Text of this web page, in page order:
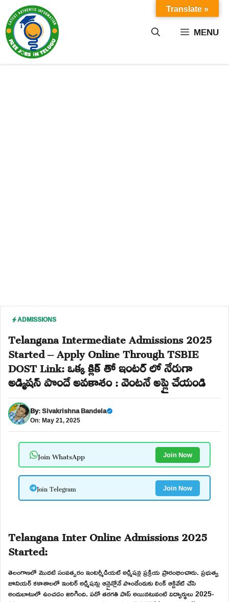
content MENU
ADMISSIONS
Telangana Intermediate Admissions 2025
Started – Apply Online Through TSBIE
DOST Link: ఒక్క క్లిక్ తో ఇంటర్ లో నేరుగా
అడ్మిషన్ పొందే అవకాశం : వెంటనే అప్లై చేయండి
By:Sivakrishna Bandela
On: May 21, 2025
Join WhatsApp Join Now
Join Telegram Join Now
Telangana Inter Online Admissions 2025
Started:
తెలంగాణలో మొదటి సంవత్సరం ఇంటర్మీడియట్ అడ్మిషన్ల ప్రక్రియ ప్రారంభించారు. ప్రభుత్వ
జూనియర్ కళాశాలలో ఇంటర్ అడ్మిషన్లు ఆన్లైన్లోనే పొందేందుకు లింక్ ఆక్టివేట్ చేసి
అందుబాటులో ఉంచడం జరిగింది. పదో తరగతి పాస్ అయినటువంటి విద్యార్థులు 2025-
Translate »